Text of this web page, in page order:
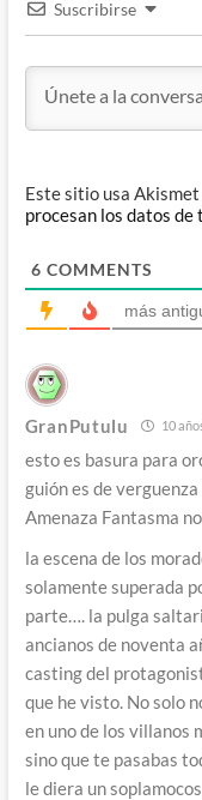
Suscribirse
Este sitio usa
procesan los datos de
6 COMMENTS
más
GranPutulu 10
esto es basura para
guión es de
Amenaza Fantasma
la escena de los
solamente superada
parte…. la pulga
ancianos de noventa
casting del
que he visto. No solo
en uno de los villanos
sino que te pasabas
le diera un